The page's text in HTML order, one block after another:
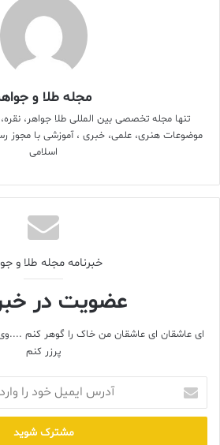
حل می شود. در حالی که فلزات غير نجيب و
می شوند طلا به‌صورت پودر قهوه‌ای تيره‌ای
با فيلتر کردن از محلول جدا گرديده با آب
فيلتر خشک می گردد. اگر غبار روی آن باشد
تقريبا با اطمينان می توان گفت که اين فلز
تست کمي طلا
بعد از آنکه با تست کيفی طلا اثبات گرديد
مجله طلا و
تنها مجله تخصصی بین المللی طلا جواهر،
موضوعات هنری، علمی، خبری ، آموزشی با مجوز
اسلامی
خبرنامه مجله طلا و
عضویت در
ای عاشقان ای عاشقان من خاک را گوهر کنم
پرزر کنم
ایمیل
خود